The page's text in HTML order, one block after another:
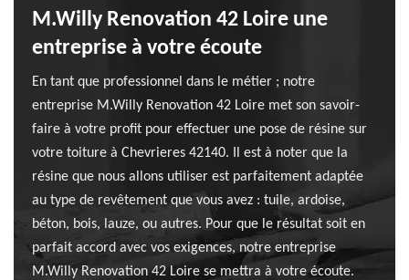
M.Willy Renovation 42 Loire une
entreprise à votre écoute
En tant que professionnel dans le métier ; notre
entreprise M.Willy Renovation 42 Loire met son savoir-
faire à votre profit pour effectuer une pose de résine sur
votre toiture à Chevrieres 42140. Il est à noter que la
résine que nous allons utiliser est parfaitement adaptée
au type de revêtement que vous avez : tuile, ardoise,
béton, bois, lauze, ou autres. Pour que le résultat soit en
parfait accord avec vos exigences, notre entreprise
M.Willy Renovation 42 Loire se mettra à votre écoute.